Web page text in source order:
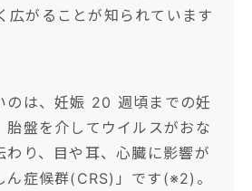
広がることが知られています
のは、妊娠 20 週頃までの妊
胎盤を介してウイルスがおな
わり、目や耳、心臓に影響が
ん症候群(CRS)」です(※2)。